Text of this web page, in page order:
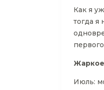
Как я
тогда
Жаркое
Июль: